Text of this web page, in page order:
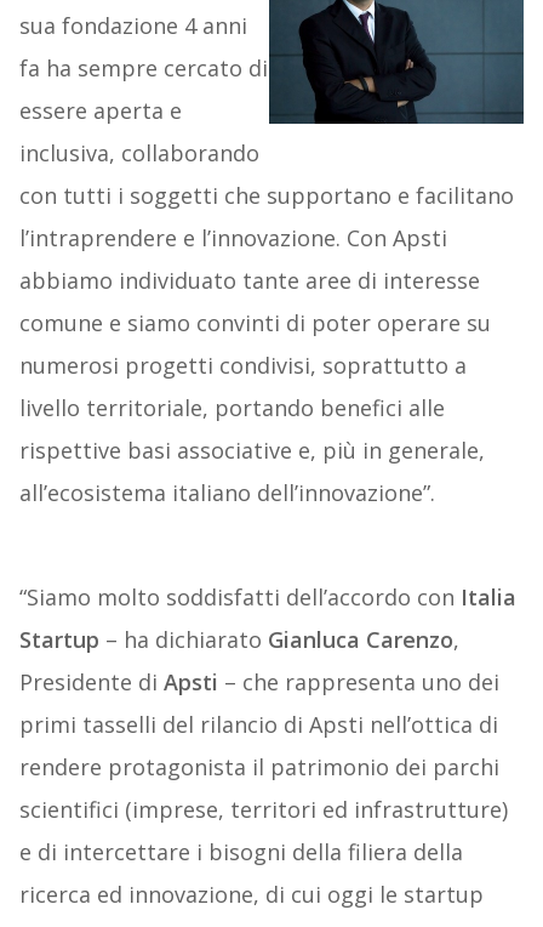
sua fondazione 4 anni
fa ha sempre cercato di
essere aperta e
inclusiva, collaborando
con tutti i soggetti che supportano e facilitano
l’intraprendere e l’innovazione. Con Apsti
abbiamo individuato tante aree di interesse
comune e siamo convinti di poter operare su
numerosi progetti condivisi, soprattutto a
livello territoriale, portando benefici alle
rispettive basi associative e, più in generale,
all’ecosistema italiano dell’innovazione”.
“Siamo molto soddisfatti dell’accordo con Italia
Startup – ha dichiarato Gianluca Carenzo,
Presidente di Apsti – che rappresenta uno dei
primi tasselli del rilancio di Apsti nell’ottica di
rendere protagonista il patrimonio dei parchi
scientifici (imprese, territori ed infrastrutture)
e di intercettare i bisogni della filiera della
ricerca ed innovazione, di cui oggi le startup